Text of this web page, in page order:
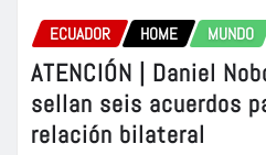
ECUADOR HOME MUNDO
ATENCIÓN | Daniel
sellan seis acuerdos
relación bilateral